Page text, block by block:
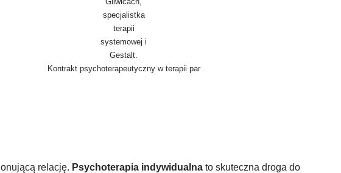
Kontrakt psychoterapeutyczny w terapii par
relację. Psychoterapia indywidualna to skuteczna droga do